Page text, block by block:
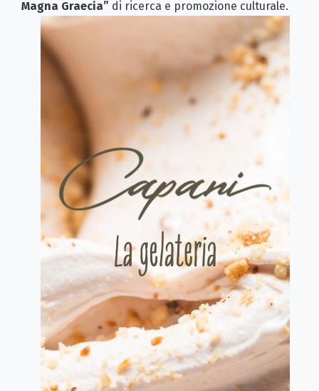
Magna Graecia” di ricerca e promozione culturale.